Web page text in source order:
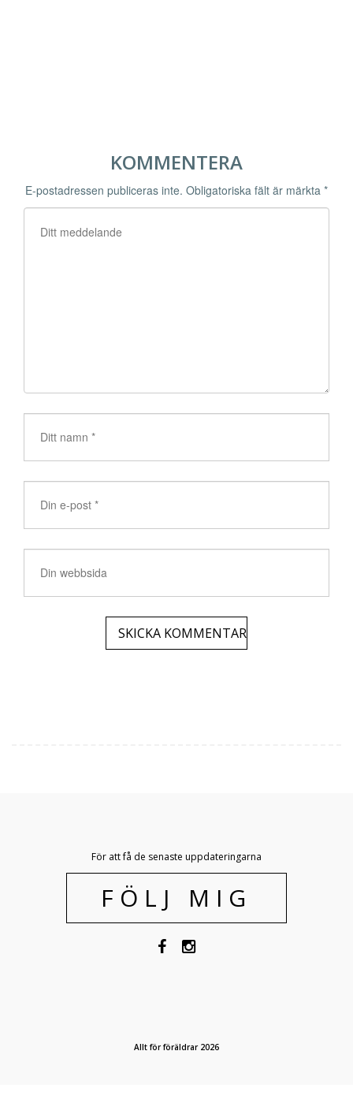
KOMMENTERA
E-postadressen publiceras inte. Obligatoriska fält är märkta *
För att få de senaste uppdateringarna
FÖLJ MIG
Allt för föräldrar 2026